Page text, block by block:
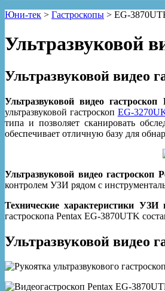
Юни-тек > Гастроскопы > EG-
Ультразвуковой
Ультразвуковой видео
Ультразвуковой видео
ультразвуковой гастроскоп EG-
типа и позволяет сканировать
обеспечивает отличную базу для
Ультразвуковой видео гастроскоп
контролем УЗИ рядом с
Технические характеристики УЗИ
гастроскопа Pentax EG-3870UTK
Ультразвуковой видео